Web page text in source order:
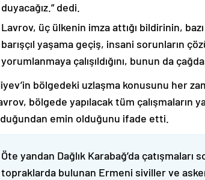
duyacağız.” dedi.
Lavrov, üç ülkenin imza attığı bildirinin,
barışçıl yaşama geçiş, insani sorunların
yorumlanmaya çalışıldığını, bunun da
bölgedeki uzlaşma konusunu her
bölgede yapılacak tüm çalışmaların
emin olduğunu ifade etti.
Öte yandan Dağlık Karabağ’da
topraklarda bulunan Ermeni siviller ve